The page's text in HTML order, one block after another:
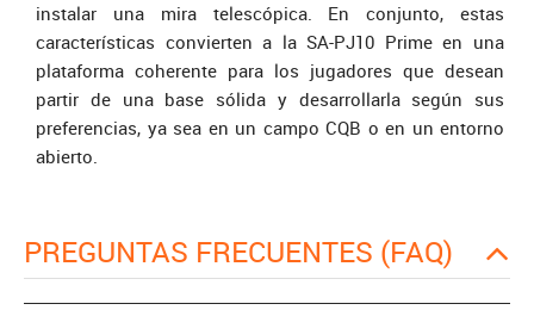
instalar una mira telescópica. En conjunto, estas
características convierten a la SA-PJ10 Prime en una
plataforma coherente para los jugadores que desean
partir de una base sólida y desarrollarla según sus
preferencias, ya sea en un campo CQB o en un entorno
abierto.
PREGUNTAS FRECUENTES (FAQ)